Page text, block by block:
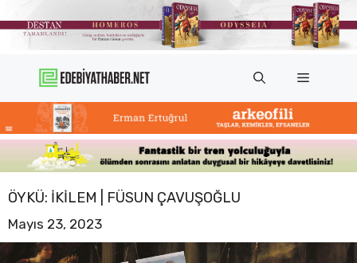
atla
Menü
ÖYKÜ: İKILEM | FÜSUN ÇAVUŞOĞLU
Mayıs 23, 2023